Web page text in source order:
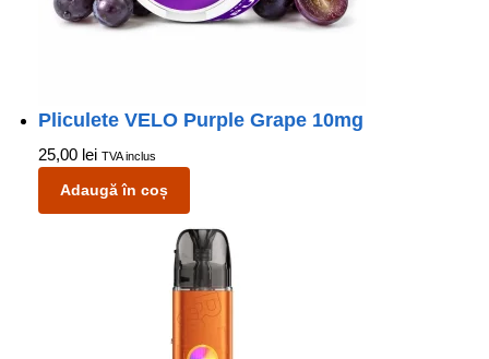
Pliculete VELO Purple Grape 10mg
25,00 lei TVA inclus
Adaugă în coș